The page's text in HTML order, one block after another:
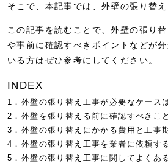
そこで、本記事では、外壁の張り替
この記事を読むことで、外壁の張り
や事前に確認すべきポイントなどが
いる方はぜひ参考にしてください。
INDEX
1．外壁の張り替え工事が必要なケース
2．外壁を張り替える前に確認すべきこと
3．外壁の張り替えにかかる費用と工事
4．外壁の張り替え工事を業者に依頼す
5．外壁の張り替え工事に関してよくあ